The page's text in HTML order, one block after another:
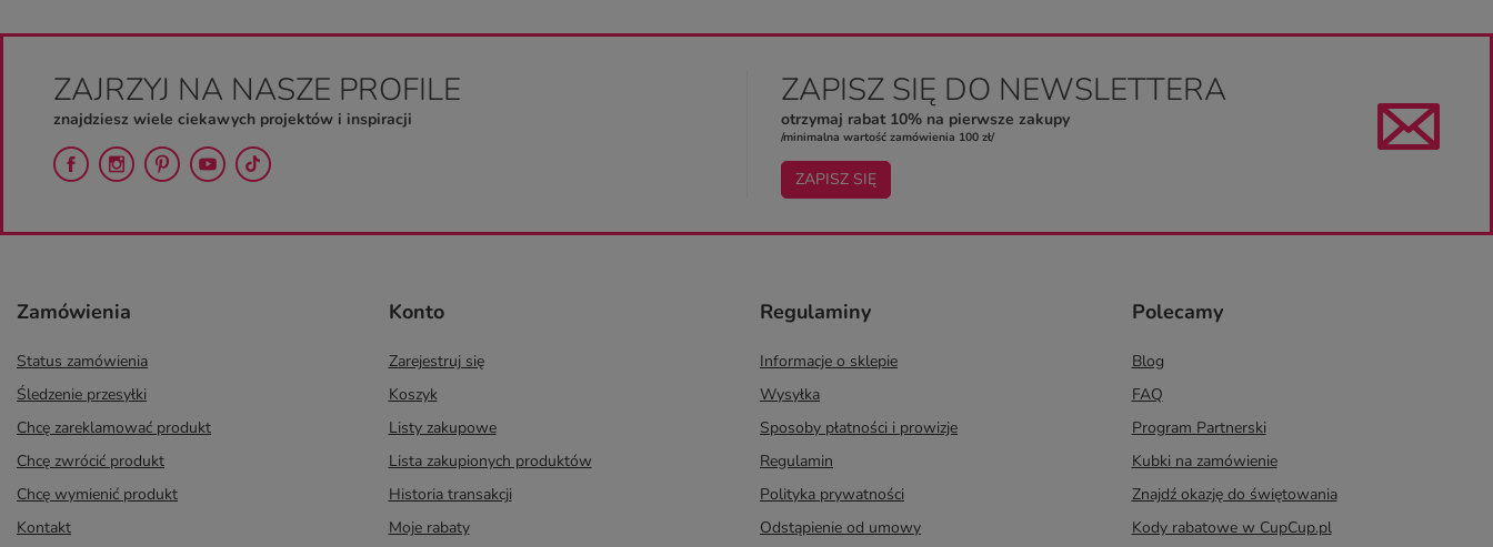
ZAJRZYJ NA NASZE PROFILE
znajdziesz wiele ciekawych projektów i inspiracji
ZAPISZ SIĘ DO NEWSLETTERA
otrzymaj rabat 10% na pierwsze zakupy
/minimalna wartość zamówienia 100 zł/
ZAPISZ SIĘ
Zamówienia
Status zamówienia
Śledzenie przesyłki
Chcę zareklamować produkt
Chcę zwrócić produkt
Chcę wymienić produkt
Kontakt
Konto
Zarejestruj się
Koszyk
Listy zakupowe
Lista zakupionych produktów
Historia transakcji
Moje rabaty
Regulaminy
Informacje o sklepie
Wysyłka
Sposoby płatności i prowizje
Regulamin
Polityka prywatności
Odstąpienie od umowy
Polecamy
Blog
FAQ
Program Partnerski
Kubki na zamówienie
Znajdź okazję do świętowania
Kody rabatowe w CupCup.pl